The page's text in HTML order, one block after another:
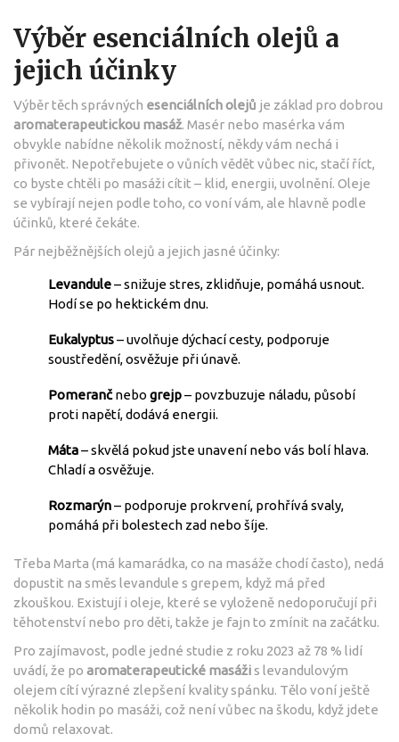
Výběr esenciálních olejů a
jejich účinky
Výběr těch správných esenciálních olejů je základ pro dobrou
aromaterapeutickou masáž. Masér nebo masérka vám
obvykle nabídne několik možností, někdy vám nechá i
přivonět. Nepotřebujete o vůních vědět vůbec nic, stačí říct,
co byste chtěli po masáži cítit – klid, energii, uvolnění. Oleje
se vybírají nejen podle toho, co voní vám, ale hlavně podle
účinků, které čekáte.
Pár nejběžnějších olejů a jejich jasné účinky:
Levandule– snižuje stres, zklidňuje, pomáhá usnout.
Hodí se po hektickém dnu.
Eukalyptus– uvolňuje dýchací cesty, podporuje
soustředění, osvěžuje při únavě.
Pomerančnebo grejp– povzbuzuje náladu, působí
proti napětí, dodává energii.
Máta– skvělá pokud jste unavení nebo vás bolí hlava.
Chladí a osvěžuje.
Rozmarýn– podporuje prokrvení, prohřívá svaly,
pomáhá při bolestech zad nebo šíje.
Třeba Marta (má kamarádka, co na masáže chodí často), nedá
dopustit na směs levandule s grepem, když má před
zkouškou. Existují i oleje, které se vyloženě nedoporučují při
těhotenství nebo pro děti, takže je fajn to zmínit na začátku.
Pro zajímavost, podle jedné studie z roku 2023 až 78 % lidí
uvádí, že po aromaterapeutické masážis levandulovým
olejem cítí výrazné zlepšení kvality spánku. Tělo voní ještě
několik hodin po masáži, což není vůbec na škodu, když jdete
domů relaxovat.